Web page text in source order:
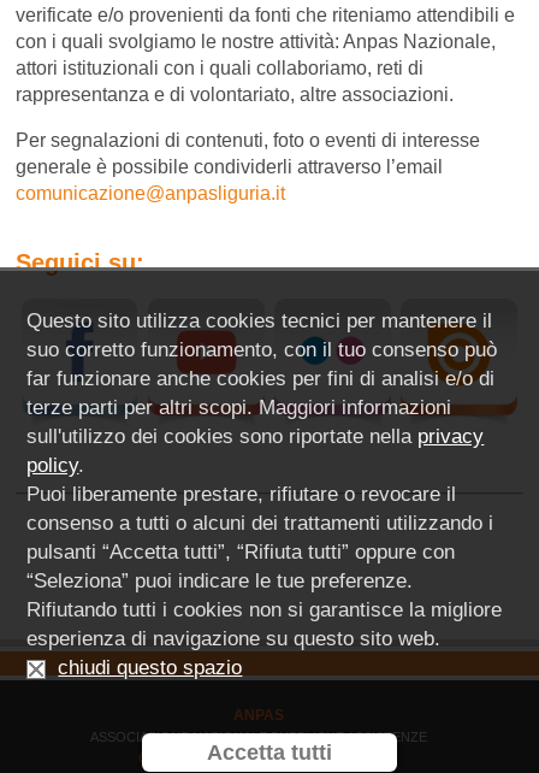
verificate e/o provenienti da fonti che riteniamo attendibili e
con i quali svolgiamo le nostre attività: Anpas Nazionale,
attori istituzionali con i quali collaboriamo, reti di
rappresentanza e di volontariato, altre associazioni.
Per segnalazioni di contenuti, foto o eventi di interesse
generale è possibile condividerli attraverso l’email
comunicazione@anpasliguria.it
Seguici su:
ANPAS
ASSOCIAZIONE NAZIONALE PUBBLICHE ASSISTENZE
COMITATO REGIONE LIGURIA ODV
Questo sito utilizza cookies tecnici per mantenere il
suo corretto funzionamento, con il tuo consenso può
far funzionare anche cookies per fini di analisi e/o di
terze parti per altri scopi. Maggiori informazioni
sull'utilizzo dei cookies sono riportate nella privacy
policy.
Puoi liberamente prestare, rifiutare o revocare il
consenso a tutti o alcuni dei trattamenti utilizzando i
pulsanti “Accetta tutti”, “Rifiuta tutti” oppure con
“Seleziona” puoi indicare le tue preferenze.
Rifiutando tutti i cookies non si garantisce la migliore
esperienza di navigazione su questo sito web.
chiudi questo spazio
Accetta tutti